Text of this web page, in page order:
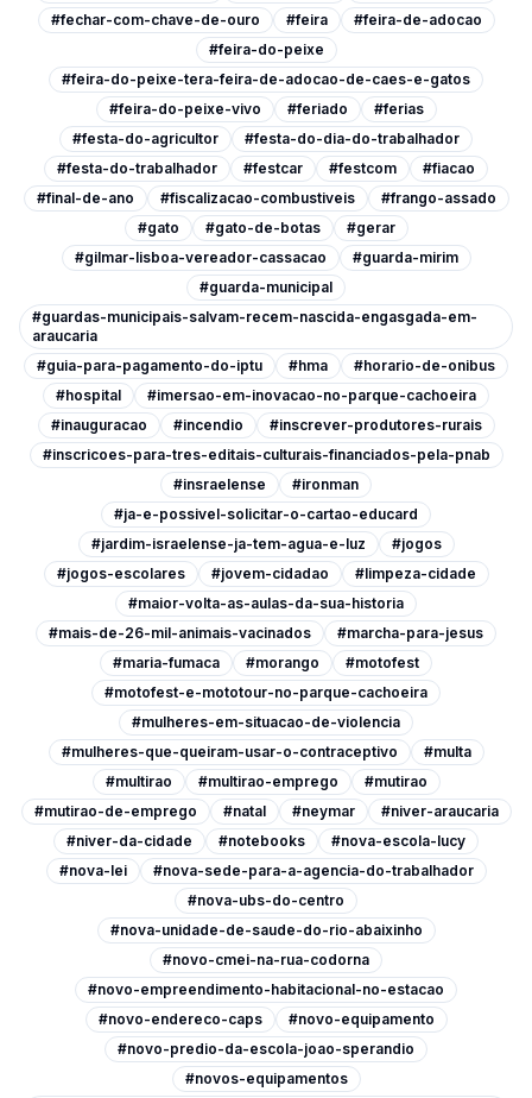
#fechar-com-chave-de-ouro
#feira
#feira-de-adocao
#feira-do-peixe
#feira-do-peixe-tera-feira-de-adocao-de-caes-e-gatos
#feira-do-peixe-vivo
#feriado
#ferias
#festa-do-agricultor
#festa-do-dia-do-trabalhador
#festa-do-trabalhador
#festcar #festcom
#fiacao
#final-de-ano
#fiscalizacao-combustiveis
#frango-assado
#gato
#gato-de-botas
#gerar
#gilmar-lisboa-vereador-cassacao
#guarda-mirim
#guarda-municipal
#guardas-municipais-salvam-recem-nascida-engasgada-em-
araucaria
#guia-para-pagamento-do-iptu
#hma
#horario-de-onibus
#hospital
#imersao-em-inovacao-no-parque-cachoeira
#inauguracao
#incendio
#inscrever-produtores-rurais
#inscricoes-para-tres-editais-culturais-financiados-pela-pnab
#insraelense
#ironman
#ja-e-possivel-solicitar-o-cartao-educard
#jardim-israelense-ja-tem-agua-e-luz
#jogos
#jogos-escolares
#jovem-cidadao
#limpeza-cidade
#maior-volta-as-aulas-da-sua-historia
#mais-de-26-mil-animais-vacinados
#marcha-para-jesus
#maria-fumaca
#morango
#motofest
#motofest-e-mototour-no-parque-cachoeira
#mulheres-em-situacao-de-violencia
#mulheres-que-queiram-usar-o-contraceptivo
#multa
#multirao
#multirao-emprego
#mutirao
#mutirao-de-emprego
#natal #neymar
#niver-araucaria
#niver-da-cidade
#notebooks
#nova-escola-lucy
#nova-lei
#nova-sede-para-a-agencia-do-trabalhador
#nova-ubs-do-centro
#nova-unidade-de-saude-do-rio-abaixinho
#novo-cmei-na-rua-codorna
#novo-empreendimento-habitacional-no-estacao
#novo-endereco-caps
#novo-equipamento
#novo-predio-da-escola-joao-sperandio
#novos-equipamentos